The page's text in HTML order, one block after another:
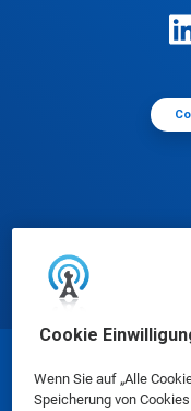
Cookie
Wenn Sie auf „Alle
Speicherung von
©